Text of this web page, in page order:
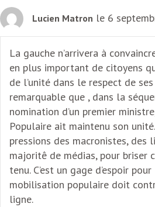
l
Lucien Matron le 6
La gauche n’arrivera à
en plus important de citoyens
de l’unité dans le respect de
remarquable que , dans la
nomination d’un premier
Populaire ait maintenu son
pressions des macronistes, des
majoritê de médias, pour briser
tenu. C’est un gage d’espoir pour
mobilisation populaire doit
ligne.